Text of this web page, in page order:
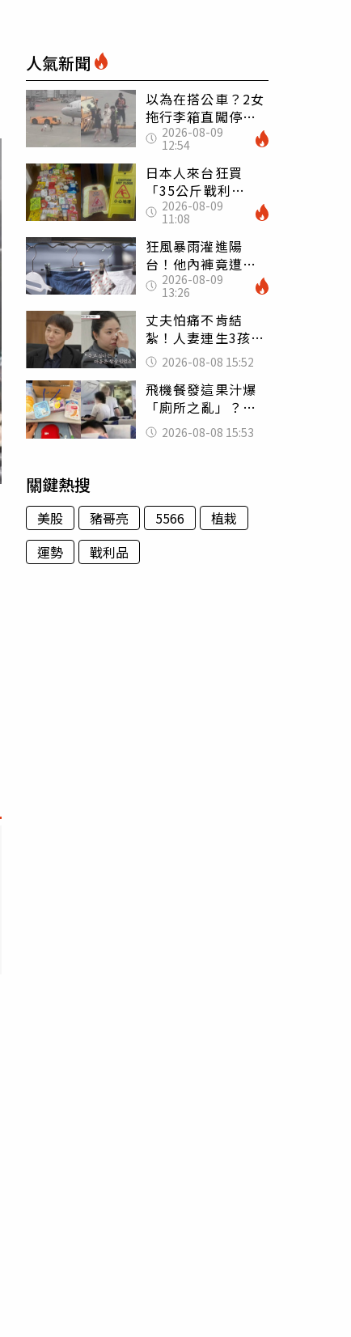
人氣新聞
以為在搭公車？2女
拖行李箱直闖停機
坪「揮手攔機」
荒謬影片曝網傻眼
2026-08-09
12:54
日本人來台狂買
「35公斤戰利
品」 連拜拜用紅
盤、「小心地滑」
告示牌也帶回家
2026-08-09
11:08
狂風暴雨灌進陽
台！他內褲竟遭颱
風吹走 陳世軒神
回1句笑翻上萬網友
2026-08-09
13:26
丈夫怕痛不肯結
紮！人妻連生3孩
控遭家暴淚喊：真
的好累
2026-08-08 15:52
飛機餐發這果汁爆
「廁所之亂」？乘
客崩潰：差點丟大
臉 醫揭3類人別亂
2026-08-08 15:53
關鍵熱搜
美股 豬哥亮 5566
植栽
運勢
戰利品